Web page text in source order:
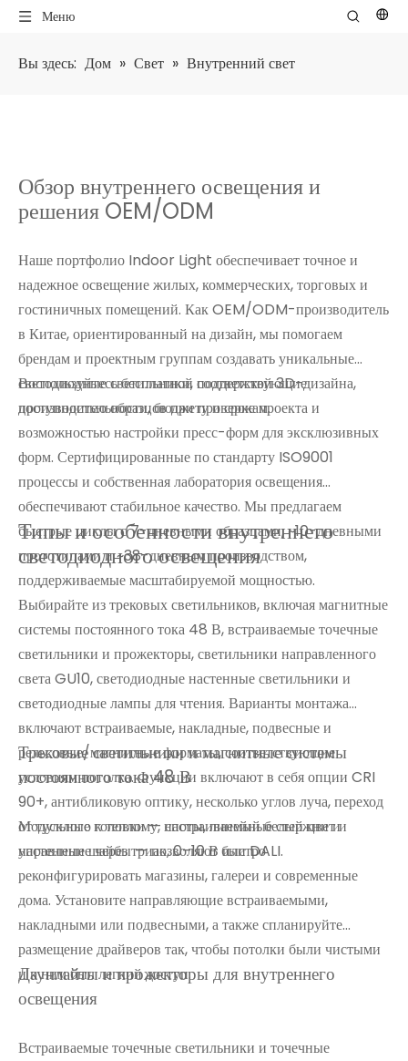
Меню
Вы здесь: Дом » Свет » Внутренний свет
Обзор внутреннего освещения и
решения OEM/ODM
Наше портфолио Indoor Light обеспечивает точное и
надежное освещение жилых, коммерческих, торговых и
гостиничных помещений. Как OEM/ODM-производитель
в Китае, ориентированный на дизайн, мы помогаем
брендам и проектным группам создавать уникальные
светодиодные светильники, соответствующие
производительности, бюджету и срокам.
Воспользуйтесь бесплатной поддержкой 3D-дизайна,
доступностью образцов при проверке проекта и
возможностью настройки пресс-форм для эксклюзивных
форм. Сертифицированные по стандарту ISO9001
процессы и собственная лаборатория освещения
обеспечивают стабильное качество. Мы предлагаем
быстрые циклы с 7-дневными образцами, ~10-дневными
прототипами и ~38-дневным производством,
поддерживаемые масштабируемой мощностью.
Типы и особенности внутреннего
светодиодного освещения
Выбирайте из трековых светильников, включая магнитные
системы постоянного тока 48 В, встраиваемые точечные
светильники и прожекторы, светильники направленного
света GU10, светодиодные настенные светильники и
светодиодные лампы для чтения. Варианты монтажа
включают встраиваемые, накладные, подвесные и
рельсовые/магнитные форматы, соответствующие
условиям потолка. Функции включают в себя опции CRI
90+, антибликовую оптику, несколько углов луча, переход
от тусклого к теплому, настраиваемый белый цвет и
управление через триак, 0–10 В или DALI.
Трековые светильники и магнитные системы
постоянного тока 48 В
Модульные головки — споты, линейные стержни и
настенные шайбы — позволяют быстро
реконфигурировать магазины, галереи и современные
дома. Установите направляющие встраиваемыми,
накладными или подвесными, а также спланируйте
размещение драйверов так, чтобы потолки были чистыми
и к ним был легкий доступ.
Даунлайты и прожекторы для внутреннего
освещения
Встраиваемые точечные светильники и точечные